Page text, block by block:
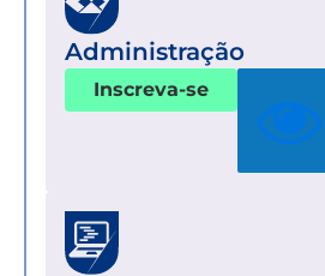
Administração
Inscreva-se